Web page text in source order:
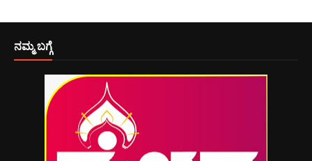
ನಮ್ಮ ಬಗ್ಗೆ